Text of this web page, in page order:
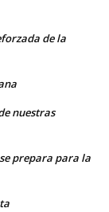
de la
nuestras
prepara para la